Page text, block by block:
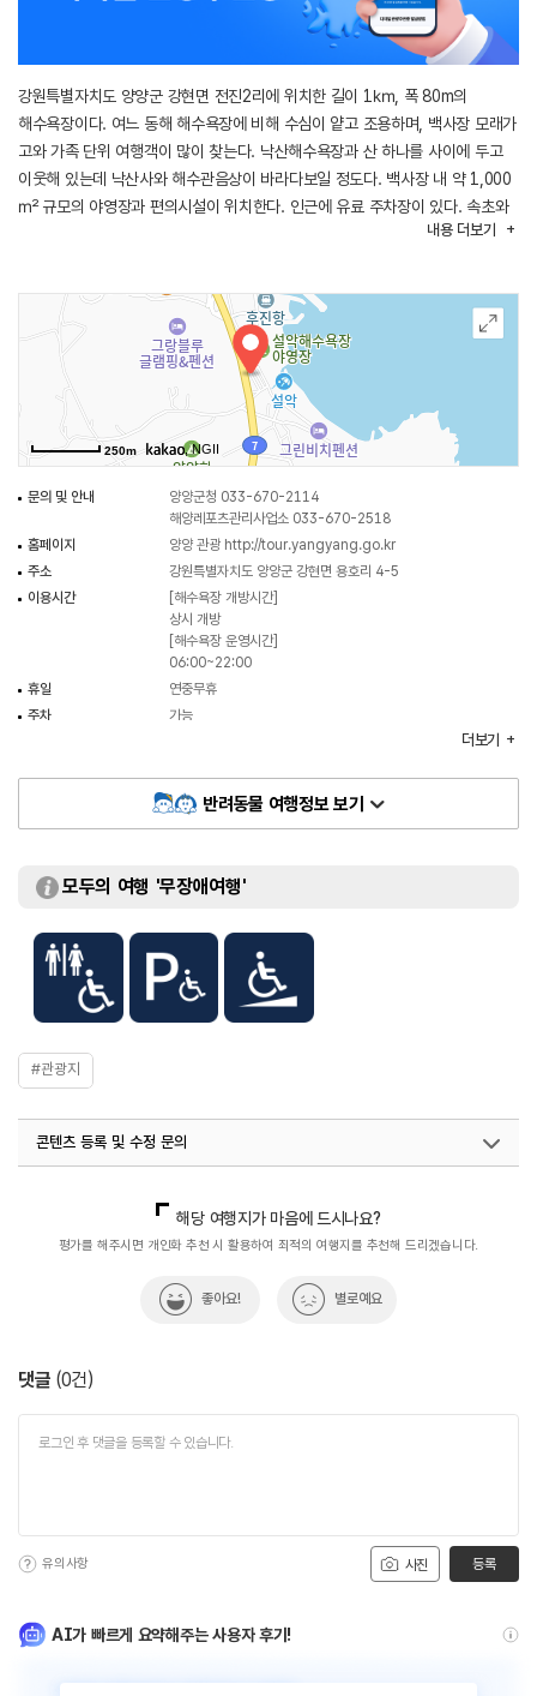
강원특별자치도 양양군 강현면 전진2리에 위치한 길이 1㎞, 폭 80m의
해수욕장이다. 여느 동해 해수욕장에 비해 수심이 얕고 조용하며, 백사장 모래가
고와 가족 단위 여행객이 많이 찾는다. 낙산해수욕장과 산 하나를 사이에 두고
이웃해 있는데 낙산사와 해수관음상이 바라다보일 정도다. 백사장 내 약 1,000
㎡ 규모의 야영장과 편의시설이 위치한다. 인근에 유료 주차장이 있다. 속초와
양양에서 시내버스가 수시로 오가고, 7번 국도변에 있어 교통이 편리하다.
방파제에서는 연중 바다낚시를 즐길 수 있다. 인근 관광지로 낙산사, 낙산항,
하도재, 오색온천 등의 관광지가 있다.
◎ 한류의 매력을 만나는 여행 정보 - <리노로그>
수심이 얕고 백사장이 깨끗한 해수욕장으로 서퍼들의 성지로 불리며 설악산,
낙산사 등 유명한 관광지가 주변에 있어 같이 돌아보기 좋다. 후진항에서는
걸어서 5분 거리이며 노을 지는 시간 아름다운 바다를 배경으로 리노처럼
내용 더보기
250m , NGII
문의 및 안내
양양군청 033-670-2114
해양레포츠관리사업소 033-670-2518
홈페이지
양양 관광 http://tour.yangyang.go.kr
주소
강원특별자치도 양양군 강현면 용호리 4-5
이용시간
[해수욕장 개방시간]
상시 개방
[해수욕장 운영시간]
06:00~22:00
휴일
연중무휴
주차
가능
전 연령
있음
더보기
반려동물 여행정보 보기
모두의 여행 '무장애여행'
#관광지
콘텐츠 등록 및 수정 문의
열린관광콘텐츠팀(열린관광-모두의여행)
033-738-3425
해당 여행지가 마음에 드시나요?
평가를 해주시면 개인화 추천 시 활용하여 최적의 여행지를 추천해 드리겠습니다.
좋아요! 별로예요
댓글 (0건)
사진
유의사항 등록
AI가 빠르게 요약해주는 사용자 후기!